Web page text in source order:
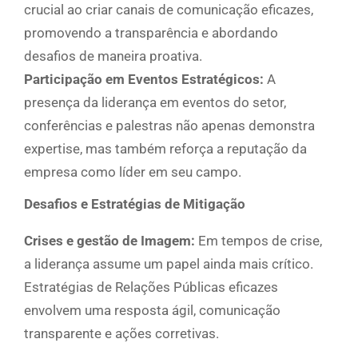
crucial ao criar canais de comunicação eficazes,
promovendo a transparência e abordando
desafios de maneira proativa.
Participação em Eventos Estratégicos: A
presença da liderança em eventos do setor,
conferências e palestras não apenas demonstra
expertise, mas também reforça a reputação da
empresa como líder em seu campo.
Desafios e Estratégias de Mitigação
Crises e gestão de Imagem: Em tempos de crise,
a liderança assume um papel ainda mais crítico.
Estratégias de Relações Públicas eficazes
envolvem uma resposta ágil, comunicação
transparente e ações corretivas.